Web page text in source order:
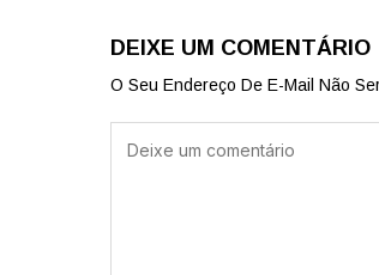
DEIXE UM COMENTÁRIO
O Seu Endereço De E-Mail Não